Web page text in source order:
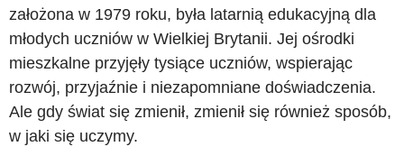
założona w 1979 roku, była latarnią edukacyjną dla
młodych uczniów w Wielkiej Brytanii. Jej ośrodki
mieszkalne przyjęły tysiące uczniów, wspierając
rozwój, przyjaźnie i niezapomniane doświadczenia.
Ale gdy świat się zmienił, zmienił się również sposób,
w jaki się uczymy.